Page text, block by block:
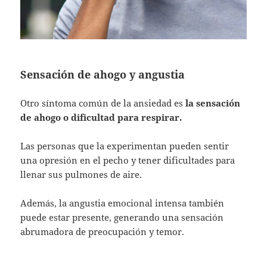
Sensación de ahogo y angustia
Otro síntoma común de la ansiedad esla sensación
de ahogo o dificultad para respirar.
Las personas que la experimentan pueden sentir
una opresión en el pecho y tener dificultades para
llenar sus pulmones de aire.
Además, la angustia emocional intensa también
puede estar presente, generando una sensación
abrumadora de preocupación y temor.